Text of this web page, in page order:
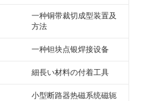
一种铜带裁切成型装置及
方法
一种钽块点银焊接设备
細長い材料の付着工具
小型断路器热磁系统磁轭